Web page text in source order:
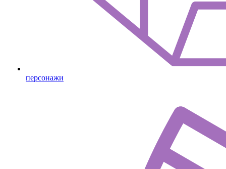
персонажи